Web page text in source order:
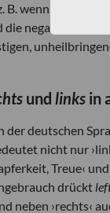
wenn man die
negative
und links in
deutschen
nicht nur
Treue‹
drückt
neben ›rechts‹